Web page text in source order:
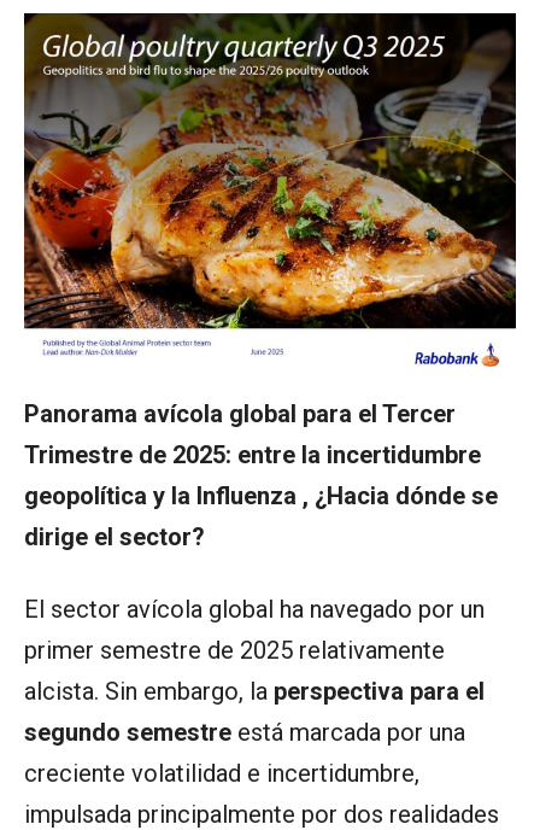
Panorama avícola global para el Tercer
Trimestre de 2025: entre la incertidumbre
geopolítica y la Influenza , ¿Hacia dónde se
dirige el sector?
El sector avícola global ha navegado por un
primer semestre de 2025 relativamente
alcista. Sin embargo, la perspectiva para el
segundo semestre está marcada por una
creciente volatilidad e incertidumbre,
impulsada principalmente por dos realidades